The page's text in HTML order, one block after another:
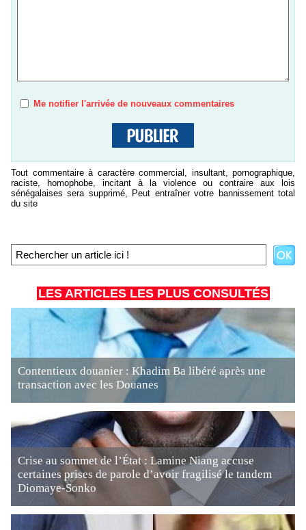
Me notifier l'arrivée de nouveaux commentaires
Tout commentaire à caractère commercial, insultant, pornographique,
raciste, homophobe, incitant à la violence ou contraire aux lois
sénégalaises sera supprimé, Peut entraîner votre bannissement total
du site
LES ARTICLES LES PLUS CONSULTÉS
Contentieux douanier : Khadim Ba libéré après une
transaction avec les Douanes
Crise au sommet de l’État : Lamine Niang accuse
certaines prises de parole d’avoir fragilisé le tandem
Diomaye-Sonko